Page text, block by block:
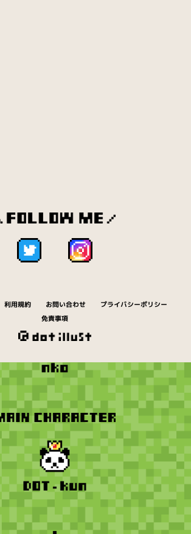
利用規約 お問い合わせ
プライバシーポリシー
免責事項